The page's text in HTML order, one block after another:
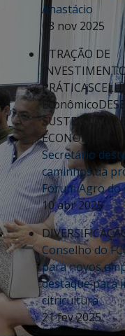
Anastácio
03 nov 2025
ATRAÇÃO DE
PRÁTICAS
Econômico
SUSTENTÁVEL
ECONÔMICA
Secretário
caminhos da
Fórum Agro do
10 abr 2025
Conselho do
para novos
destaque para
citricultura
21 fev 2025